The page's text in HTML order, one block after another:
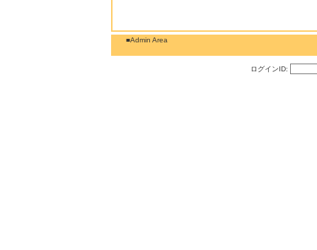
■Admin Area
ログインID: